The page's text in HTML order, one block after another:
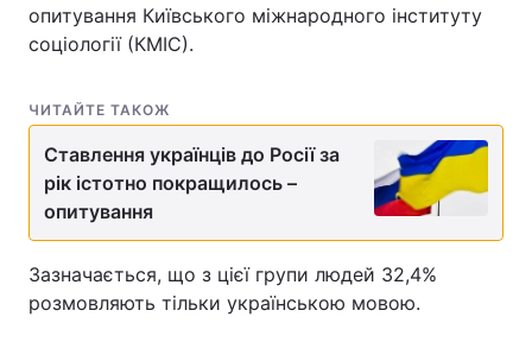
опитування Київського міжнародного інституту
соціології (КМІС).
ЧИТАЙТЕ ТАКОЖ
Ставлення українців до Росії за
рік істотно покращилось –
опитування
Зазначається, що з цієї групи людей 32,4%
розмовляють тільки українською мовою.